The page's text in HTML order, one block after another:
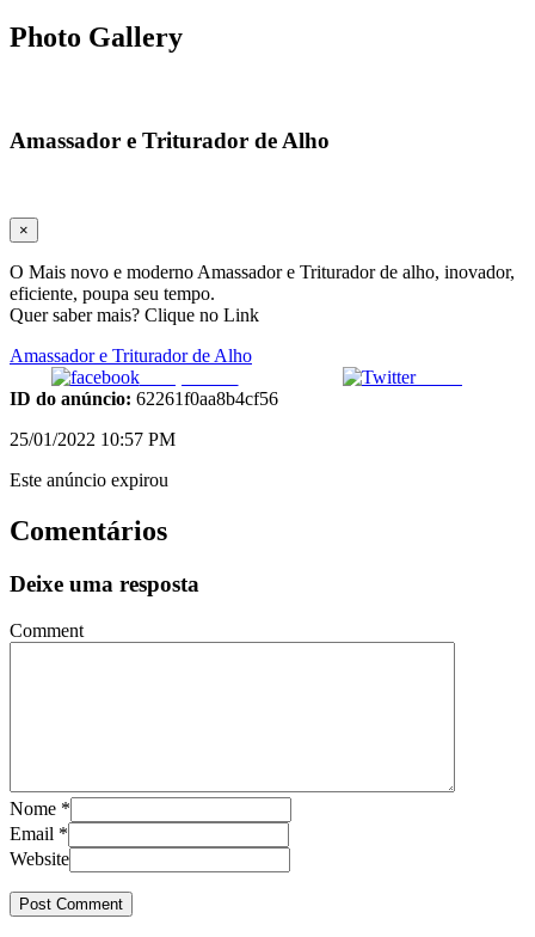
Photo Gallery
Amassador e Triturador de Alho
×
O Mais novo e moderno Amassador e Triturador de alho, inovador,
eficiente, poupa seu tempo.
Quer saber mais? Clique no Link
Amassador e Triturador de Alho
Compartilhar
Tweet
ID do anúncio: 62261f0aa8b4cf56
25/01/2022 10:57 PM
Este anúncio expirou
Comentários
Deixe uma resposta
Comment
Nome *
Email *
Website